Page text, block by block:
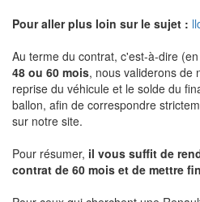
Pour aller plus loin sur le sujet :
Au terme du contrat, c'est-à-dire
48 ou 60 mois, nous validerons de
reprise du véhicule et le solde du
ballon, afin de correspondre
sur notre site.
Pour résumer, il vous suffit de
contrat de 60 mois et de mettre